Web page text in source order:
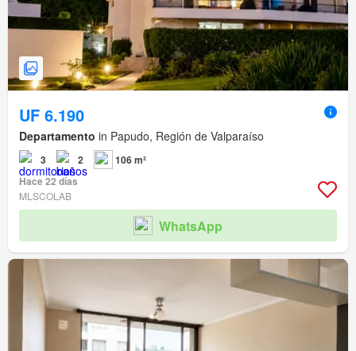
UF 6.190
Departamento in Papudo, Región de Valparaíso
3 2
106 m²
Hace 22 días
MLSCOLAB
WhatsApp